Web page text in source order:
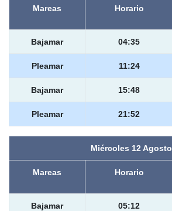
Mareas Horario
Bajamar 04:35
Pleamar 11:24
Bajamar 15:48
Pleamar 21:52
Miércoles 12 Agosto
Mareas Horario
Bajamar 05:12